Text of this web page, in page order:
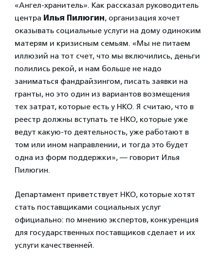
«Ангел-хранитель». Как рассказал руководитель
центра Илья Пилюгин, организация хочет
оказывать социальные услуги на дому одиноким
матерям и кризисным семьям. «Мы не питаем
иллюзий на тот счет, что мы включились, деньги
полились рекой, и нам больше не надо
заниматься фандрайзингом, писать заявки на
гранты, но это один из вариантов возмещения
тех затрат, которые есть у НКО. Я считаю, что в
реестр должны вступать те НКО, которые уже
ведут какую-то деятельность, уже работают в
том или ином направлении, и тогда это будет
одна из форм поддержки», — говорит Илья
Пилюгин.
Департамент приветствует НКО, которые хотят
стать поставщиками социальных услуг
официально: по мнению экспертов, конкуренция
для государственных поставщиков сделает и их
услуги качественней.